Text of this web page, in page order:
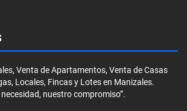
Venta de Apartamentos, Venta de Casas
Locales, Fincas y Lotes en Manizales.
nuestro compromiso”.